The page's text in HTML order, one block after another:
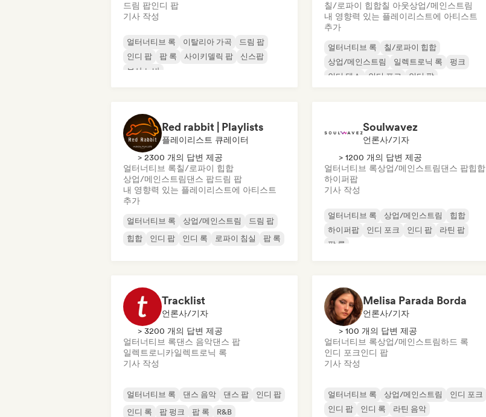
드림 팝인디 팝
기사 작성
얼터너티브 록 이탈리아 가곡
드림 팝
인디 팝
팝 록 사이키델릭 팝
신스팝
보사 노바
칠/로파이 힙합칠 아웃상업/메인스트림
내 영향력 있는 플레이리스트에 아티스트
추가
얼터너티브 록
칠/로파이 힙합
상업/메인스트림
일렉트로닉 록
펑크
인디 댄스
인디 포크 인디 팝
Red rabbit | Playlists
플레이리스트 큐레이터
> 2300 개의 답변 제공
얼터너티브 록칠/로파이 힙합
상업/메인스트림댄스 팝드림 팝
내 영향력 있는 플레이리스트에 아티스트
추가
얼터너티브 록 상업/메인스트림
드림 팝
힙합
인디 팝 인디 록 로파이 침실 팝 록
Soulwavez
언론사/기자
> 1200 개의 답변 제공
얼터너티브 록상업/메인스트림댄스 팝힙합
하이퍼팝
기사 작성
얼터너티브 록 상업/메인스트림
힙합
하이퍼팝
인디 포크 인디 팝
라틴 팝
팝 록
Tracklist
언론사/기자
> 3200 개의 답변 제공
얼터너티브 록댄스 음악댄스 팝
일렉트로니카일렉트로닉 록
기사 작성
얼터너티브 록 댄스 음악 댄스 팝
인디 팝
인디 록
팝 펑크 팝 록 R&B
Melisa Parada Borda
언론사/기자
> 100 개의 답변 제공
얼터너티브 록상업/메인스트림하드 록
인디 포크인디 팝
기사 작성
얼터너티브 록 상업/메인스트림
인디 포크
인디 팝
인디 록 라틴 음악